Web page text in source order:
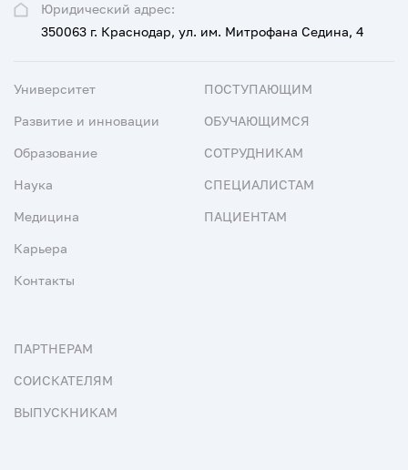
Юридический адрес:
350063 г. Краснодар, ул. им. Митрофана Седина, 4
Университет
Развитие и инновации
Образование
Наука
Медицина
Карьера
Контакты
ПОСТУПАЮЩИМ
ОБУЧАЮЩИМСЯ
СОТРУДНИКАМ
СПЕЦИАЛИСТАМ
ПАЦИЕНТАМ
ПАРТНЕРАМ
СОИСКАТЕЛЯМ
ВЫПУСКНИКАМ